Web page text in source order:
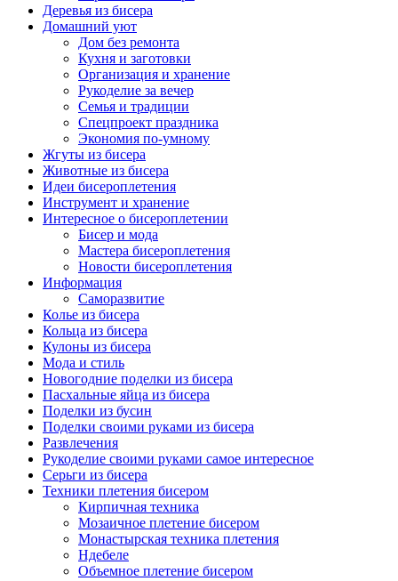
Деревья из бисера
Домашний уют
Дом без ремонта
Кухня и заготовки
Организация и хранение
Рукоделие за вечер
Семья и традиции
Спецпроект праздника
Экономия по-умному
Жгуты из бисера
Животные из бисера
Идеи бисероплетения
Инструмент и хранение
Интересное о бисероплетении
Бисер и мода
Мастера бисероплетения
Новости бисероплетения
Информация
Саморазвитие
Колье из бисера
Кольца из бисера
Кулоны из бисера
Мода и стиль
Новогодние поделки из бисера
Пасхальные яйца из бисера
Поделки из бусин
Поделки своими руками из бисера
Развлечения
Рукоделие своими руками самое интересное
Серьги из бисера
Техники плетения бисером
Кирпичная техника
Мозаичное плетение бисером
Монастырская техника плетения
Ндебеле
Объемное плетение бисером